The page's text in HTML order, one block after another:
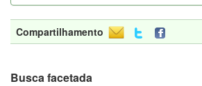
Compartilhamento
Busca facetada